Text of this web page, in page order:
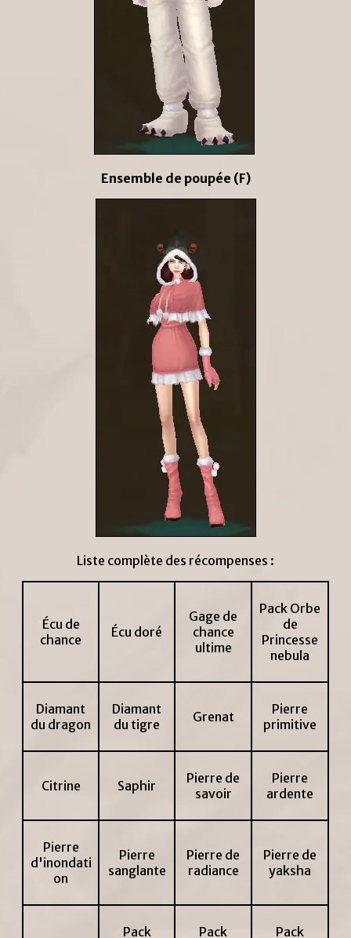
Ensemble de poupée (F)
Liste complète des récompenses :
Écu de
chance
Écu doré
Gage de
chance
ultime
Pack Orbe
de
Princesse
nebula
Diamant
du dragon
Diamant
du tigre
Grenat
Pierre
primitive
Citrine Saphir
Pierre de
savoir
Pierre
ardente
Pierre
d'inondati
on
Pierre
sanglante
Pierre de
radiance
Pierre de
yaksha
Pack Pack Pack